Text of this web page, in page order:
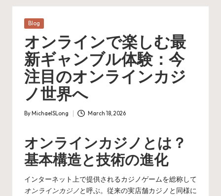
Posted
Blog
オンラインで楽しむ最
新ギャンブル体験：今
注目のオンラインカジ
ノ世界へ
Posted
By MichaelSLong March 18, 2026
オンラインカジノとは？
基本構造と技術の進化
インターネット上で提供されるカジノゲームを総称して
オンラインカジノと呼ぶ。従来の実店舗カジノと同様に